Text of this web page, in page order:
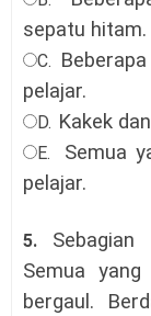
sepatu hitam.
C.
pelajar.
D. Kakek
E. Semua
pelajar.
5.
Semua
bergaul.